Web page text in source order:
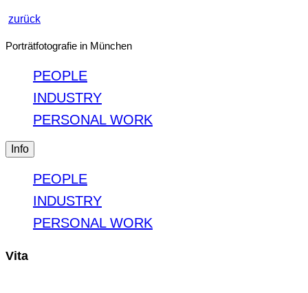
zurück
Porträtfotografie in München
PEOPLE
INDUSTRY
PERSONAL WORK
Info
PEOPLE
INDUSTRY
PERSONAL WORK
Vita